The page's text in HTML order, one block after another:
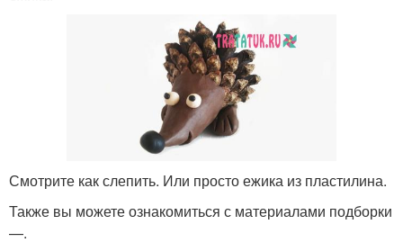
Смотрите как слепить. Или просто ежика из пластилина.
Также вы можете ознакомиться с материалами подборки
—.